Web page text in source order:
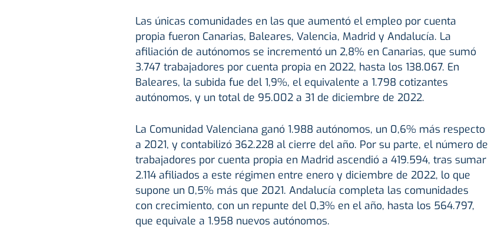
Las únicas comunidades en las que aumentó el empleo por cuenta
propia fueron Canarias, Baleares, Valencia, Madrid y Andalucía. La
afiliación de autónomos se incrementó un 2,8% en Canarias, que sumó
3.747 trabajadores por cuenta propia en 2022, hasta los 138.067. En
Baleares, la subida fue del 1,9%, el equivalente a 1.798 cotizantes
autónomos, y un total de 95.002 a 31 de diciembre de 2022.
La Comunidad Valenciana ganó 1.988 autónomos, un 0,6% más respecto
a 2021, y contabilizó 362.228 al cierre del año. Por su parte, el número de
trabajadores por cuenta propia en Madrid ascendió a 419.594, tras sumar
2.114 afiliados a este régimen entre enero y diciembre de 2022, lo que
supone un 0,5% más que 2021. Andalucía completa las comunidades
con crecimiento, con un repunte del 0,3% en el año, hasta los 564.797,
que equivale a 1.958 nuevos autónomos.